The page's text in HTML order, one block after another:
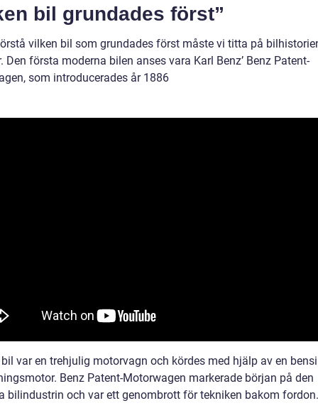
bil grundades först”
vilken bil som grundades först måste vi titta på
Den första moderna bilen anses vara Karl Benz’ Benz Patent-
som introducerades år 1886
var en trehjulig motorvagn och kördes med hjälp av en
Benz Patent-Motorwagen markerade början på den
bilindustrin och var ett genombrott för tekniken bakom fordon.